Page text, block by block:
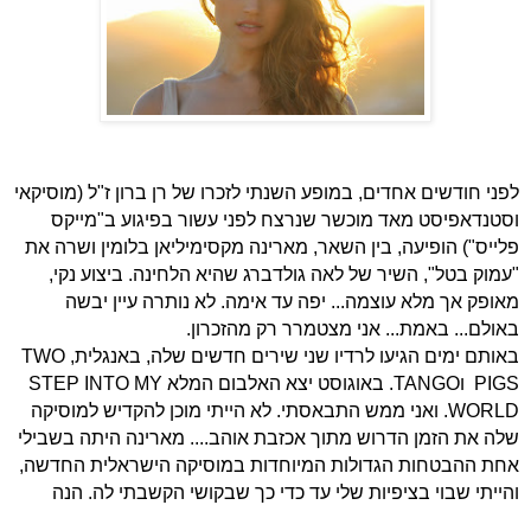
לפני חודשים אחדים, במופע השנתי לזכרו של רן ברון ז"ל (מוסיקאי
וסטנדאפיסט מאד מוכשר שנרצח לפני עשור בפיגוע ב"מייקס
פלייס") הופיעה, בין השאר, מארינה מקסימיליאן בלומין ושרה את
"עמוק בטל", השיר של לאה גולדברג שהיא הלחינה. ביצוע נקי,
מאופק אך מלא עוצמה... יפה עד אימה. לא נותרה עיין יבשה
באולם... באמת... אני מצטמרר רק מהזכרון.
באותם ימים הגיעו לרדיו שני שירים חדשים שלה, באנגלית, TWO
PIGS
ו.TANGO באוגוסט יצא האלבום המלא STEP INTO MY
WORLD. ואני ממש התבאסתי. לא הייתי מוכן להקדיש למוסיקה
שלה את הזמן הדרוש מתוך אכזבת אוהב.... מארינה היתה בשבילי
אחת ההבטחות הגדולות המיוחדות במוסיקה הישראלית החדשה,
והייתי שבוי בציפיות שלי עד כדי כך שבקושי הקשבתי לה. הנה